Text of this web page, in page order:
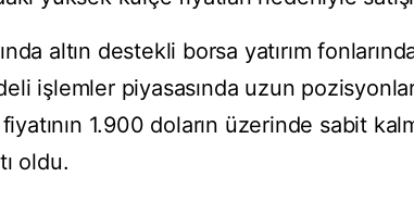
altın destekli borsa yatırım
işlemler piyasasında uzun
fiyatının 1.900 doların üzerinde sabit
oldu.